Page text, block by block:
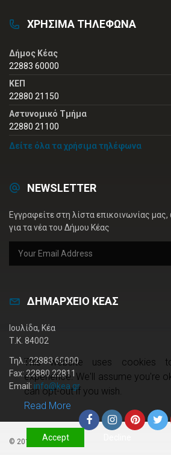
ΧΡΗΣΙΜΑ ΤΗΛΕΦΩΝΑ
Δήμος Κέας
22883 60000
ΚΕΠ
22880 21150
Αστυνομικό Τμήμα
22880 21100
Δείτε όλα τα χρήσιμα τηλέφωνα
NEWSLETTER
Εγγραφείτε στη λίστα επικοινωνίας
για τα νέα του Δήμου Κέας
ΔΗΜΑΡΧΕΙΟ ΚΕΑΣ
Ιουλίδα, Κέα
Τ.Κ. 84002
Τηλ.: 22883 60000
Fax: 22880 22811
Email: info@kea.gr
© 2019 kea.gr
This website uses cookies
experience. We'll assume you're
can opt-out if you wish.
Read More
Accept